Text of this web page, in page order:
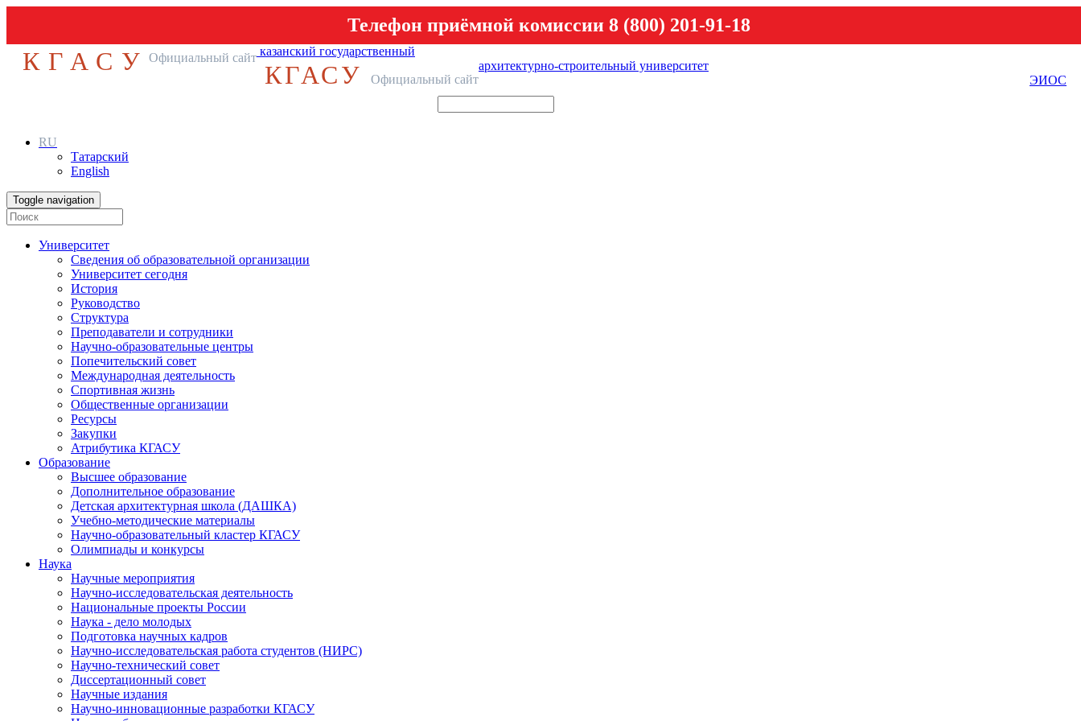
Телефон приёмной комиссии 8 (800) 201-91-18
КГАСУ Официальный сайт казанский государственный
архитектурно-строительный университет
КГАСУ Официальный сайт ЭИОС
RU
Татарский
English
Toggle navigation
Университет
Сведения об образовательной организации
Университет сегодня
История
Руководство
Структура
Преподаватели и сотрудники
Научно-образовательные центры
Попечительский совет
Международная деятельность
Спортивная жизнь
Общественные организации
Ресурсы
Закупки
Атрибутика КГАСУ
Образование
Высшее образование
Дополнительное образование
Детская архитектурная школа (ДАШКА)
Учебно-методические материалы
Научно-образовательный кластер КГАСУ
Олимпиады и конкурсы
Наука
Научные мероприятия
Научно-исследовательская деятельность
Национальные проекты России
Наука - дело молодых
Подготовка научных кадров
Научно-исследовательская работа студентов (НИРС)
Научно-технический совет
Диссертационный совет
Научные издания
Научно-инновационные разработки КГАСУ